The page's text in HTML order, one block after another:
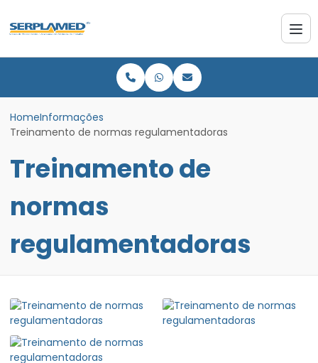
HomeInformações
Treinamento de normas regulamentadoras
Treinamento de
normas
regulamentadoras